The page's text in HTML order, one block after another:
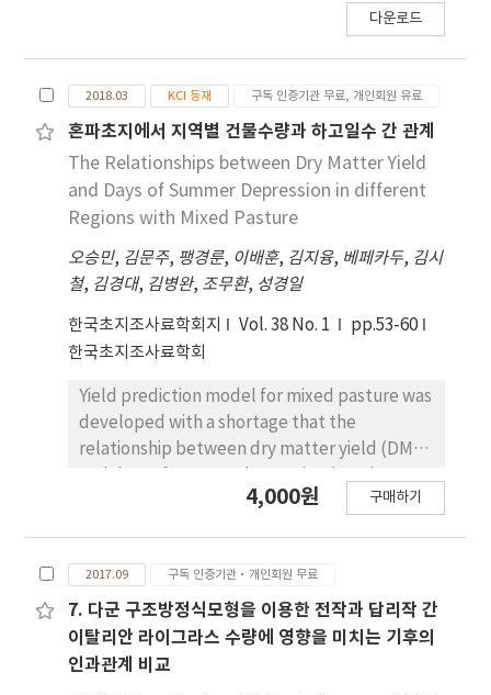
제어 모델로 사용될 수 있을 것으로 판단된다.다운로드
2018.03 KCI 등재 구독 인증기관 무료, 개인회원 유료
혼파초지에서 지역별 건물수량과 하고일수 간 관계
The Relationships between Dry Matter Yield
and Days of Summer Depression in different
Regions with Mixed Pasture
오승민, 김문주, 팽경룬, 이배훈, 김지융, 베페카두, 김시
철, 김경대, 김병완, 조무환, 성경일
한국초지조사료학회지 Vol. 38 No. 1
pp.53-60
한국초지조사료학회
Yield prediction model for mixed pasture was
developed with a shortage that the
relationship between dry matter yield (DMY)
not properly reflected in the model in the
with distinctly different climatic conditions
and then investigate their relationships DMY
and DSD using the data in each region
separately of regions with distinct climatic
4,000원 구매하기
2017.09 구독 인증기관·개인회원 무료
7. 다군 구조방정식모형을 이용한 전작과 답리작 간
이탈리안 라이그라스 수량에 영향을 미치는 기후의
인과관계 비교